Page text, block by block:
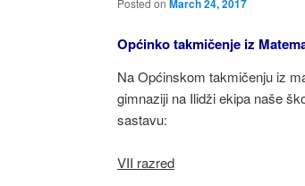
Posted on March 24, 2017
Općinko takmičenje iz
Na Općinskom takmičenju iz
gimnaziji na Ilidži ekipa naše
sastavu:
VII razred